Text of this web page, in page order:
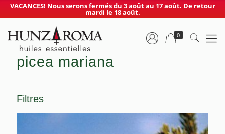
VACANCES! Nous serons fermés du 3 août au 17 août. De retour
mardi le 18 août.
0
picea mariana
Filtres